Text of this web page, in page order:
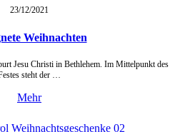
23/12/2021
Weihnachten
Jesu Christi in Bethlehem. Im Mittelpunkt des
steht der …
Mehr